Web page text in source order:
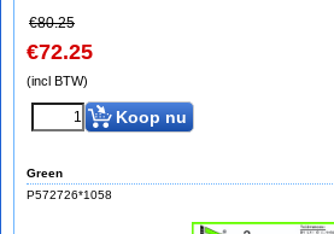
€80.25
€72.25
(incl BTW)
Koop nu
Green
P572726*1058